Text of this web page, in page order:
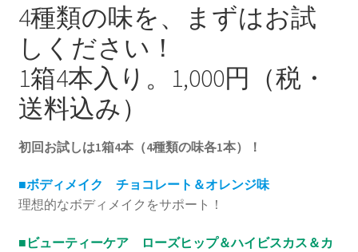
4種類の味を、まずはお試
しください！
1箱4本入り。1,000円（税・
送料込み）
初回お試しは1箱4本（4種類の味各1本）！
■ボディメイク チョコレート＆オレンジ味
理想的なボディメイクをサポート！
■ビューティーケア ローズヒップ＆ハイビスカス＆カ